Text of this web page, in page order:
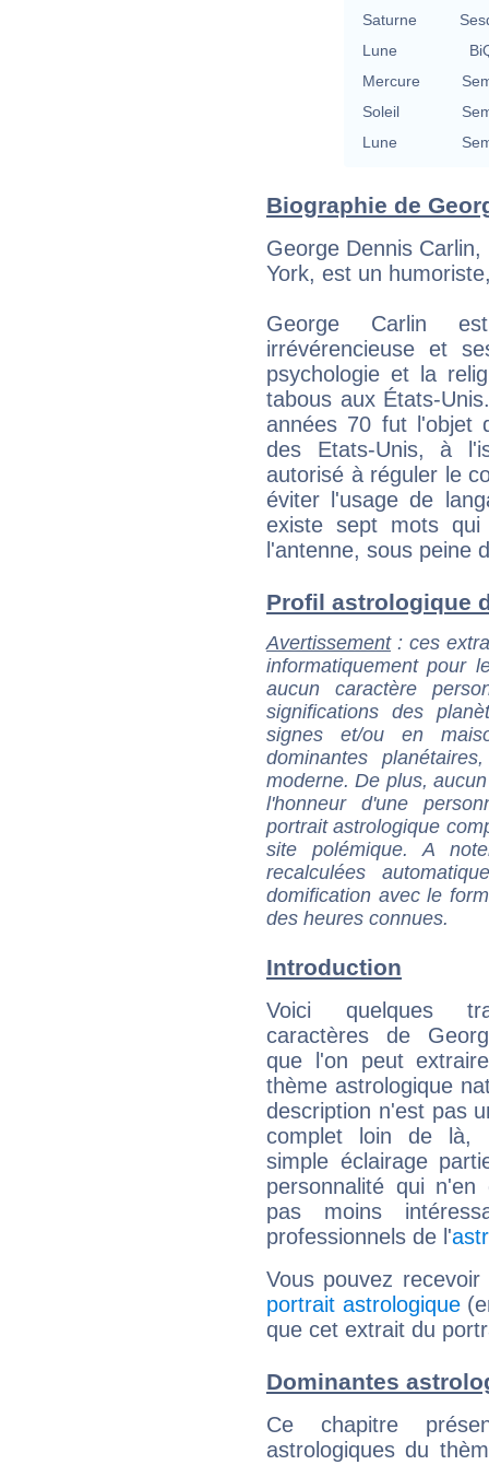
Saturne
Lune
Mercure
Soleil
Lune
Biographie de
George Dennis
York, est un
George Carlin
irrévérencieuse et
psychologie et la
tabous aux États-
années 70 fut l'objet
des Etats-Unis, à
autorisé à réguler le
éviter l'usage de
existe sept mots
l'antenne, sous peine
Profil astrologique
Avertissement: ces
informatiquement pour
aucun caractère
significations des
signes et/ou en
dominantes
moderne. De plus,
l'honneur d'une
portrait astrologique
site polémique. A
recalculées
domification avec le
des heures connues.
Introduction
Voici quelques
caractères de
que l'on peut
thème astrologique
description n'est pas
complet loin de là,
simple éclairage
personnalité qui n'en
pas moins
professionnels de l'
Vous pouvez
portrait astrologique
que cet extrait du
Dominantes
Ce chapitre
astrologiques du